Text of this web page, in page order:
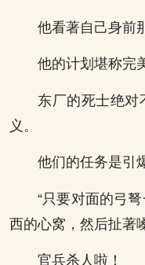
他看著自己身前
他的计划堪称完
东厂的死士绝对
义。
他们的任务是引
“只要对面的弓
西的心窝，然后扯著
官兵杀人啦！